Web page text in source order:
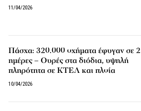
11/04/2026
Πάσχα: 320.000 οχήματα έφυγαν σε 2
ημέρες – Ουρές στα διόδια, υψηλή
πληρότητα σε ΚΤΕΛ και πλοία
10/04/2026